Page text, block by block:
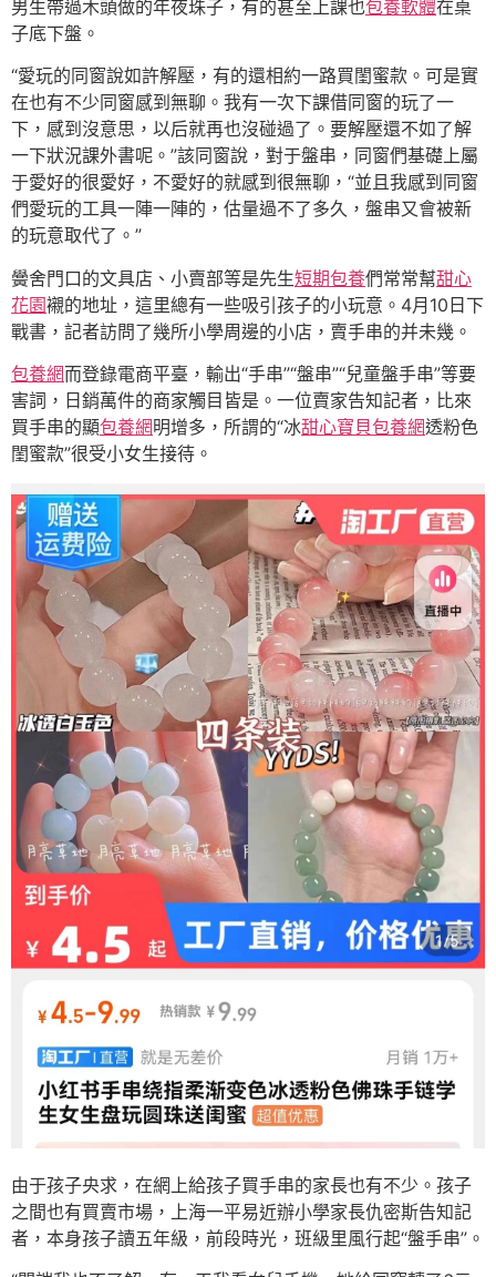
男生帶過木頭做的年夜珠子，有的甚至上課也包養軟體在桌
子底下盤。
“愛玩的同窗說如許解壓，有的還相約一路買閨蜜款。可是實
在也有不少同窗感到無聊。我有一次下課借同窗的玩了一
下，感到沒意思，以后就再也沒碰過了。要解壓還不如了解
一下狀況課外書呢。”該同窗說，對于盤串，同窗們基礎上屬
于愛好的很愛好，不愛好的就感到很無聊，“並且我感到同窗
們愛玩的工具一陣一陣的，估量過不了多久，盤串又會被新
的玩意取代了。”
黌舍門口的文具店、小賣部等是先生短期包養們常常幫甜心
花園襯的地址，這里總有一些吸引孩子的小玩意。4月10日下
戰書，記者訪問了幾所小學周邊的小店，賣手串的并未幾。
包養網而登錄電商平臺，輸出“手串”“盤串”“兒童盤手串”等要
害詞，日銷萬件的商家觸目皆是。一位賣家告知記者，比來
買手串的顯包養網明增多，所謂的“冰甜心寶貝包養網透粉色
閨蜜款”很受小女生接待。
由于孩子央求，在網上給孩子買手串的家長也有不少。孩子
之間也有買賣市場，上海一平易近辦小學家長仇密斯告知記
者，本身孩子讀五年級，前段時光，班級里風行起“盤手串”。